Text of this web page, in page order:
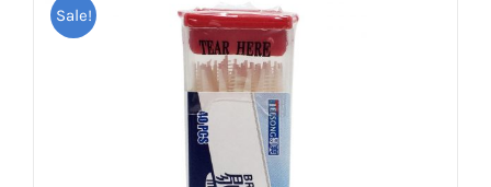
Sale!